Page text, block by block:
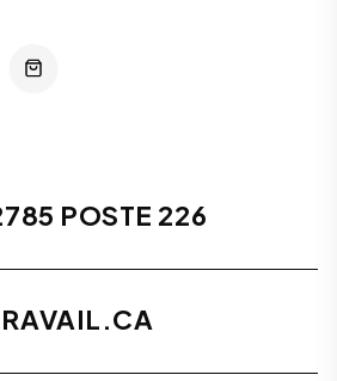
POSTE 226